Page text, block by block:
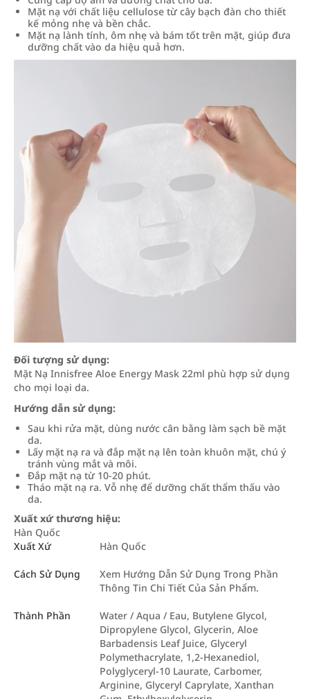
Mặt nạ với chất liệu cellulose từ cây bạch đàn cho thiết
kế mỏng nhẹ và bền chắc.
Mặt nạ lành tính, ôm nhẹ và bám tốt trên mặt, giúp đưa
dưỡng chất vào da hiệu quả hơn.
Đối tượng sử dụng:
Mặt Nạ Innisfree Aloe Energy Mask 22ml phù hợp sử dụng
cho mọi loại da.
Hướng dẫn sử dụng:
Sau khi rửa mặt, dùng nước cân bằng làm sạch bề mặt
da.
Lấy mặt nạ ra và đắp mặt nạ lên toàn khuôn mặt, chú ý
tránh vùng mắt và môi.
Đắp mặt nạ từ 10-20 phút.
Tháo mặt nạ ra. Vỗ nhẹ để dưỡng chất thẩm thấu vào
da.
Xuất xứ thương hiệu:
Hàn Quốc
Xuất Xứ
Hàn Quốc
Cách Sử Dụng
Xem Hướng Dẫn Sử Dụng Trong Phần
Thông Tin Chi Tiết Của Sản Phẩm.
Thành Phần
Water / Aqua / Eau, Butylene Glycol,
Dipropylene Glycol, Glycerin, Aloe
Barbadensis Leaf Juice, Glyceryl
Polymethacrylate, 1,2-Hexanediol,
Polyglyceryl-10 Laurate, Carbomer,
Arginine, Glyceryl Caprylate, Xanthan